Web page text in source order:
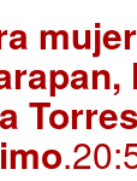
Torres